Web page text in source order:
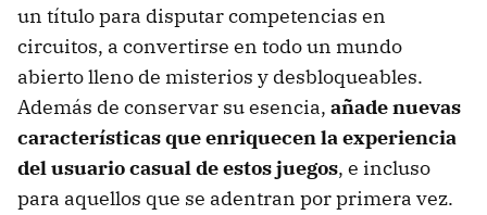
un título para disputar competencias en
circuitos, a convertirse en todo un mundo
abierto lleno de misterios y desbloqueables.
Además de conservar su esencia, añade nuevas
características que enriquecen la experiencia
del usuario casual de estos juegos, e incluso
para aquellos que se adentran por primera vez.